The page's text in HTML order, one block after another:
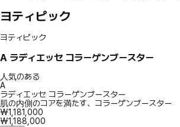
ヨティピック
ヨティピック
A ラディエッセ コラーゲンブースター
人気のある
A
ラディエッセ コラーゲンブースター
肌の内側のコアを満たす、コラーゲンブースター
₩1,181,000
₩1,188,000